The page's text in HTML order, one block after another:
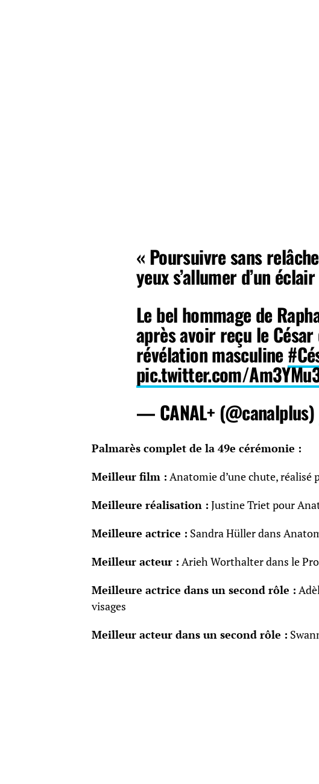
« Poursuivre sans
yeux s’allumer d’un
Le bel hommage de
après avoir reçu le
révélation masculine
pic.twitter.com/
— CANAL+ (@canalplus)
Palmarès complet de la 49e cérémonie :
Meilleur film : Anatomie d’une chute, réalisé
Meilleure réalisation : Justine Triet pour
Meilleure actrice : Sandra Hüller dans
Meilleur acteur : Arieh Worthalter dans le
Meilleure actrice dans un second rôle :
visages
Meilleur acteur dans un second rôle :